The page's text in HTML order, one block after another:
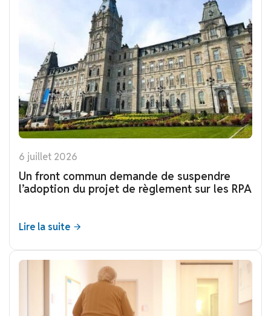
6 juillet 2026
Un front commun demande de suspendre
l’adoption du projet de règlement sur les RPA
Lire la suite